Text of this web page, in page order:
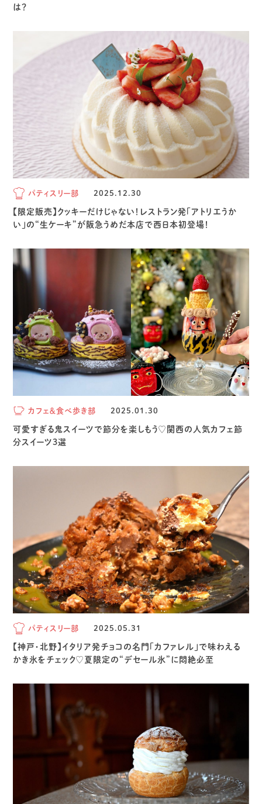
は？
パティスリー部 2025.12.30
【限定販売】クッキーだけじゃない！レストラン発「アトリエうか
い」の“生ケーキ”が阪急うめだ本店で西日本初登場！
カフェ＆食べ歩き部 2025.01.30
可愛すぎる鬼スイーツで節分を楽しもう♡関西の人気カフェ節
分スイーツ3選
パティスリー部 2025.05.31
【神戸・北野】イタリア発チョコの名門「カファレル」で味わえる
かき氷をチェック♡夏限定の“デセール氷”に悶絶必至